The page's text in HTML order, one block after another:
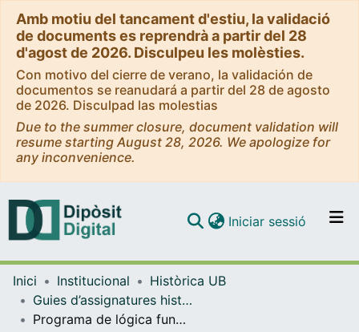
Amb motiu del tancament d'estiu, la validació
de documents es reprendrà a partir del 28
d'agost de 2026. Disculpeu les molèsties.
Con motivo del cierre de verano, la validación de
documentos se reanudará a partir del 28 de agosto
de 2026. Disculpad las molestias
Due to the summer closure, document validation will
resume starting August 28, 2026. We apologize for
any inconvenience.
Navega per tot el DD
Iniciar sessió (current)
Inici Institucional
Històrica UB
Guies d’assignatures històriques - Universitat de Barcelona
Programa de lógica fundamental